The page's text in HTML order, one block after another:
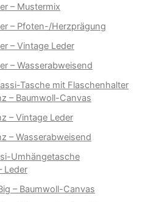
– Mustermix
– Pfoten-/Herzprägung
– Vintage Leder
– Wasserabweisend
Tasche mit Flaschenhalter
– Baumwoll-Canvas
– Vintage Leder
– Wasserabweisend
Umhängetasche
Leder
– Baumwoll-Canvas